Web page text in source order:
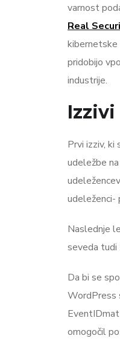
varnost
Real
kibernetske
pridobijo
industrije.
Prvi izziv,
udeležbe
udeleženci-
Naslednje
seveda tudi
Da bi se
WordPress
omogočil